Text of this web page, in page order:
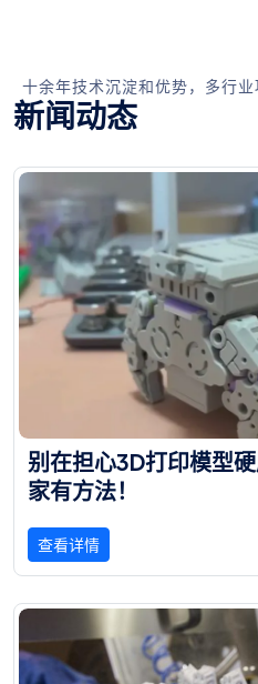
十余年技术沉淀和优势，多行
新闻动态
别 在担心3D打印模型硬
家有方法！
查看详情